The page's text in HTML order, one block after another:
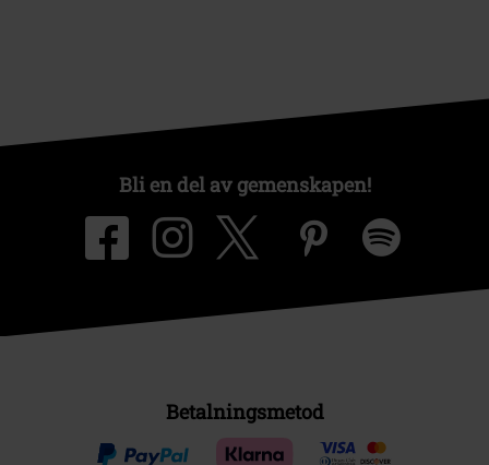
Bli en del av gemenskapen!
Betalningsmetod